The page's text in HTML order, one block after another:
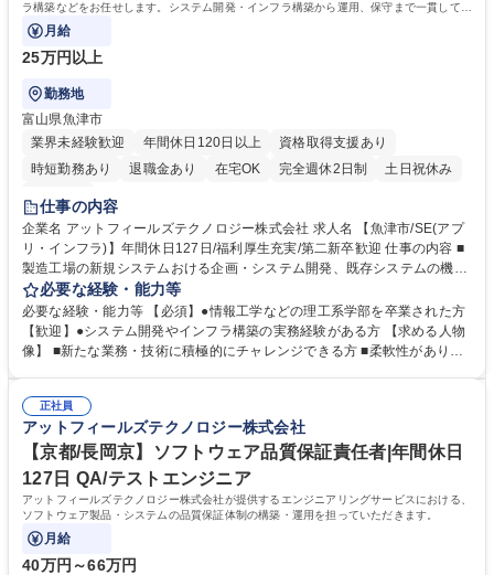
ラ構築などをお任せします。システム開発・インフラ構築から運用、保守まで一貫して対
応しています。
月給
25万円以上
勤務地
富山県魚津市
業界未経験歓迎
年間休日120日以上
資格取得支援あり
時短勤務あり
退職金あり 在宅OK 完全週休2日制
土日祝休み
服装自由
仕事の内容
企業名 アットフィールズテクノロジー株式会社 求人名 【魚津市/SE(アプ
リ・インフラ)】年間休日127日/福利厚生充実/第二新卒歓迎 仕事の内容 ■
製造工場の新規システムおける企画・システム開発、既存システムの機能
改修、インフラ構築などをお任せします。システム開発・インフラ構築か
ら運用、保守まで一貫して対応しています。 ■アプリケーションエンジニ
ア：システムの企画提案・設計・運用など ■インフラエンジニア：サー
バ、ネットワークの設計・構築・運用など 【開発言語】Visual Basic/.NE
第二新卒歓迎
必要な経験・能力等
必要な経験・能力等 【必須】●情報工学などの理工系学部を卒業された方
【歓迎】●システム開発やインフラ構築の実務経験がある方 【求める人物
像】 ■新たな業務・技術に積極的にチャレンジできる方 ■柔軟性があり、
正社員
アットフィールズテクノロジー株式会社
【京都/長岡京】ソフトウェア品質保証責任者|年間休日
127日 QA/テストエンジニア
アットフィールズテクノロジー株式会社が提供するエンジニアリングサービスにおける、
ソフトウェア製品・システムの品質保証体制の構築・運用を担っていただきます。
月給
40万円～66万円